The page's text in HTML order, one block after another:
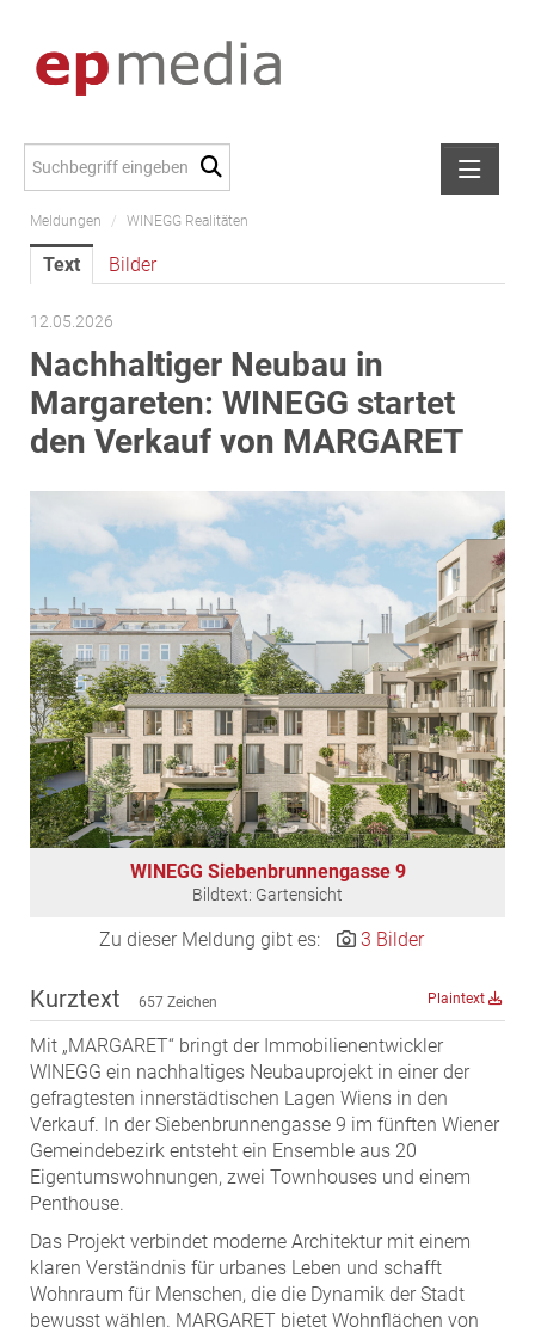
Meldungen
Alexander Peer
amb Development
ATL Immoinvest
AURE Immobilien
Austria Sotheby's International Realty
EDEX Immobilien
EPHIC Group
epmedia Werbeagentur
ESTINA Immobilien
Greystar
Grossmann + Kaswurm Immobilien
Gutwerk Immobilien Treuhand
HANDLER Gruppe
HARING Group
HARING Group + WINEGG Realitäten
IG Immobilien
IMMOcontract
KOBAN SÜDVERS
MST Muhr
ÖKO-Wohnbau
PAYUCA
Raiffeisen Property Holding International
Salon Real
Savoir Vivre Group
Schwabenhaus
Meldungen / WINEGG Realitäten
Text Bilder
12.05.2026
Nachhaltiger Neubau in
Margareten: WINEGG startet
den Verkauf von MARGARET
WINEGG Siebenbrunnengasse 9
Bildtext: Gartensicht
Zu dieser Meldung gibt es: 3 Bilder
Kurztext 657 Zeichen Plaintext
Mit „MARGARET“ bringt der Immobilienentwickler
WINEGG ein nachhaltiges Neubauprojekt in einer der
gefragtesten innerstädtischen Lagen Wiens in den
Verkauf. In der Siebenbrunnengasse 9 im fünften Wiener
Gemeindebezirk entsteht ein Ensemble aus 20
Eigentumswohnungen, zwei Townhouses und einem
Penthouse.
Das Projekt verbindet moderne Architektur mit einem
klaren Verständnis für urbanes Leben und schafft
Wohnraum für Menschen, die die Dynamik der Stadt
bewusst wählen. MARGARET bietet Wohnflächen von